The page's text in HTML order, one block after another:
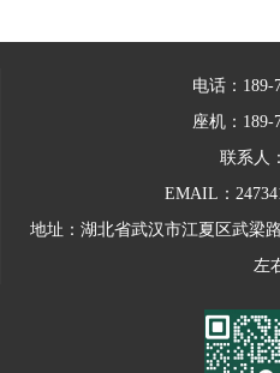
电话：189-
座机：189-
联系人
EMAIL：
地址：湖北省武汉市江夏区武梁
左